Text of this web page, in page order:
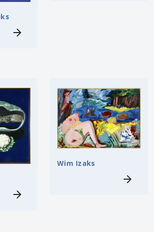
Wim Izaks